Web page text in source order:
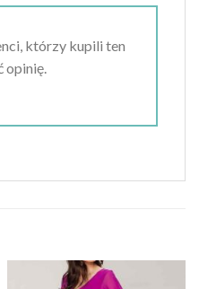
którzy kupili ten
opinię.